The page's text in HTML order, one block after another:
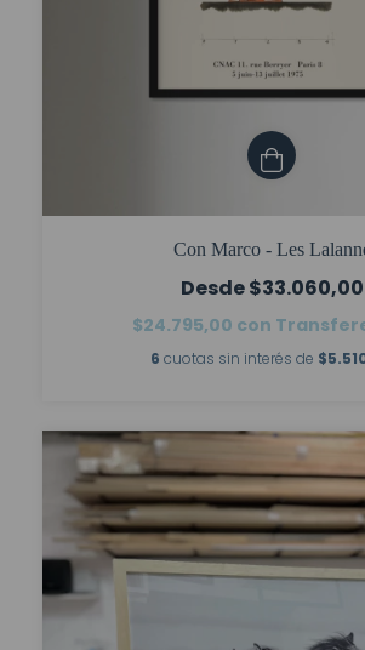
Con Marco - Les
$33.060,00
$24.795,00 con
6 cuotas sin interés de